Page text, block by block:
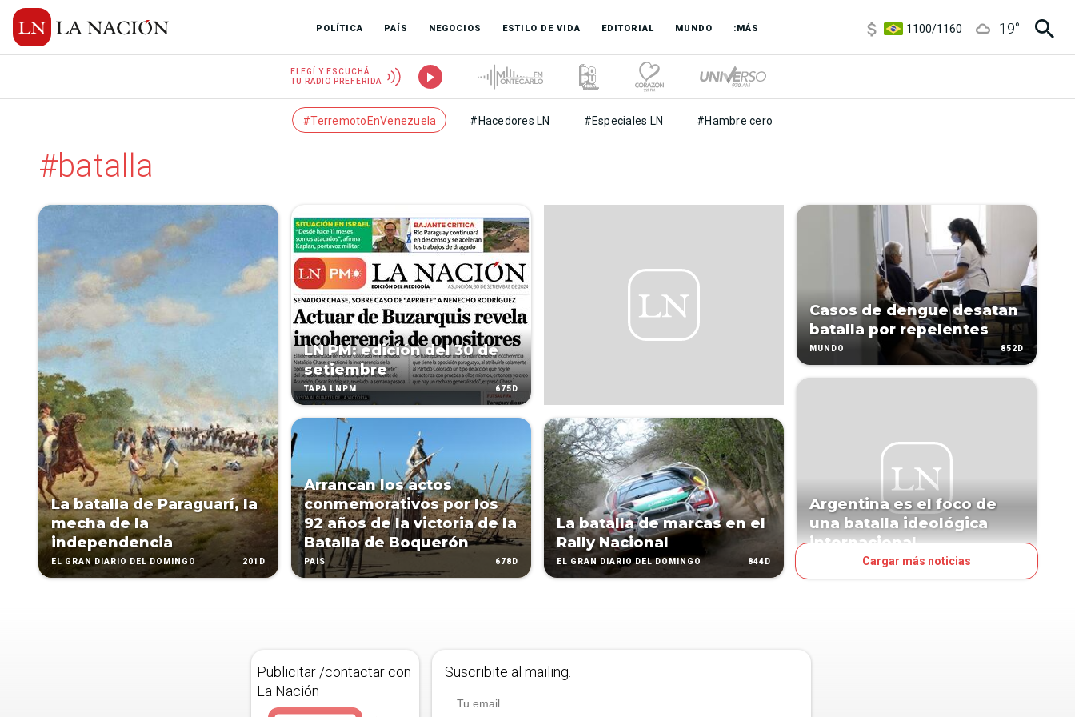
POLÍTICA PAÍS NEGOCIOS ESTILO DE VIDA EDITORIAL MUNDO :MÁS
1100/1160
19°
ELEGÍ Y ESCUCHÁ
TU RADIO PREFERIDA
#TerremotoEnVenezuela #Hacedores LN #Especiales LN #Hambre cero
#batalla
La batalla de Paraguarí, la
mecha de la
independencia
EL GRAN DIARIO DEL DOMINGO 201D
LN PM: edición del 30 de
setiembre
TAPA LNPM 675D
Arrancan los actos
conmemorativos por los
92 años de la victoria de la
Batalla de Boquerón
PAÍS 678D
La batalla de marcas en el
Rally Nacional
EL GRAN DIARIO DEL DOMINGO 844D
Casos de dengue desatan
batalla por repelentes
MUNDO 852D
Argentina es el foco de
una batalla ideológica
internacional
Cargar más noticias
Publicitar /contactar con
La Nación
Suscribite al mailing.